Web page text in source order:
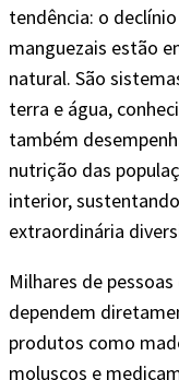
tendência: o
manguezais estão
natural. São
terra e água,
também
nutrição das
interior,
extraordinária
Milhares de
dependem
produtos como
moluscos e